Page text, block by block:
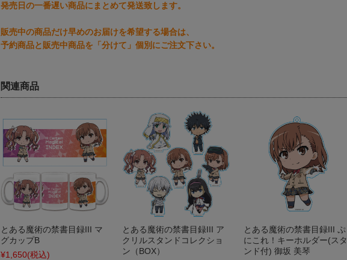
発売日の一番遅い商品にまとめて発送致します。
販売中の商品だけ早めのお届けを希望する場合は、
予約商品と販売中商品を「分けて」個別にご注文下さい。
関連商品
とある魔術の禁書目録III マ
グカップB
¥1,650(税込)
とある魔術の禁書目録III ア
クリルスタンドコレクショ
ン（BOX）
とある魔術の禁書目録III ぷ
にこれ！キーホルダー(スタ
ンド付) 御坂 美琴